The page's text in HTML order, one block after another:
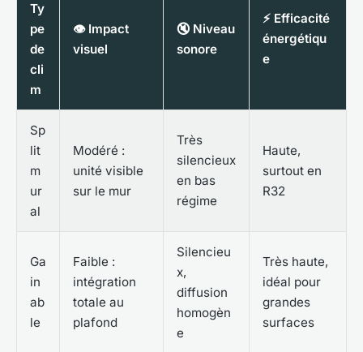
Ty
pe
de
cli
m
👁️ Impact
visuel
🔇 Niveau
sonore
⚡ Efficacité
énergétiqu
e
Sp
lit
m
ur
al
Modéré :
unité visible
sur le mur
Très
silencieux
en bas
régime
Haute,
surtout en
R32
Ga
in
ab
le
Faible :
intégration
totale au
plafond
Silencieu
x,
diffusion
homogèn
e
Très haute,
idéal pour
grandes
surfaces